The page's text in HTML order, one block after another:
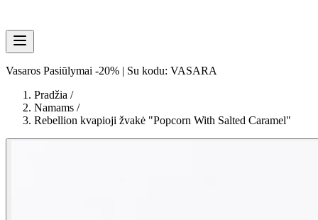
Vasaros Pasiūlymai -20% | Su kodu: VASARA
Pradžia /
Namams /
Rebellion kvapioji žvakė "Popcorn With Salted Caramel"